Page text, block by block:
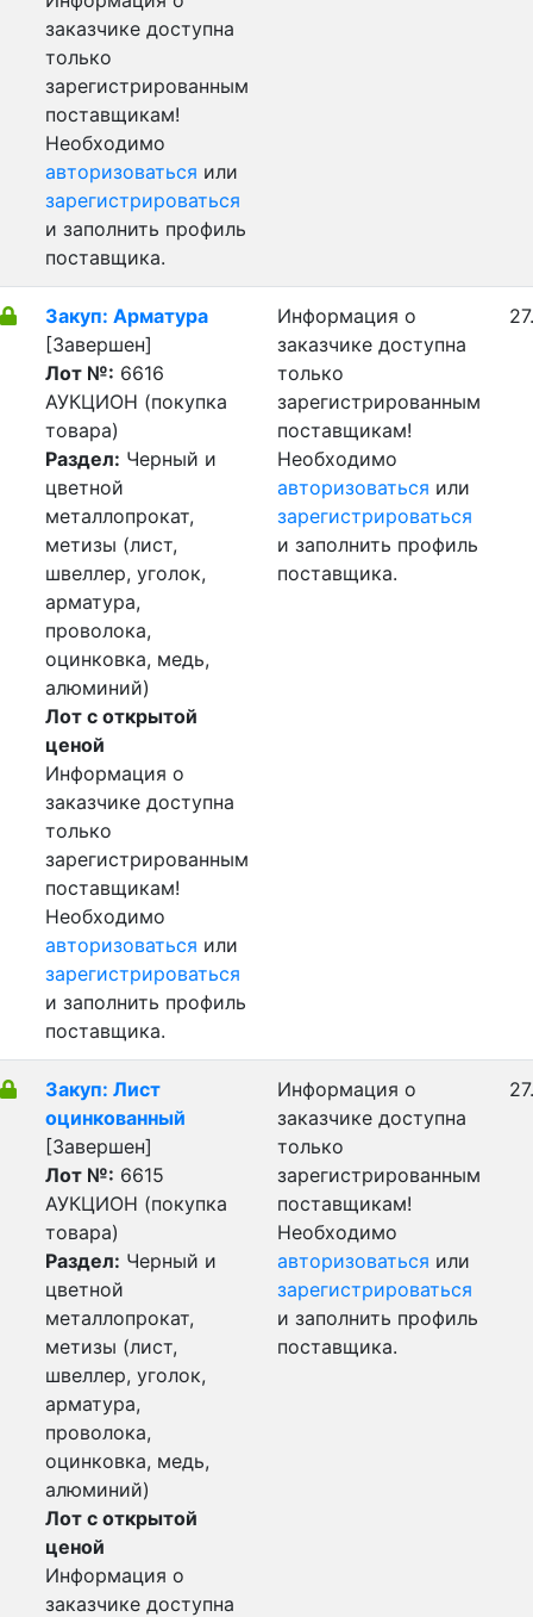
заказчике доступна
только
зарегистрированным
поставщикам!
Необходимо
авторизоваться или
зарегистрироваться
и заполнить профиль
поставщика.
Закуп: Арматура
[Завершен]
Лот №: 6616
АУКЦИОН (покупка
товара)
Раздел: Черный и
цветной
металлопрокат,
метизы (лист,
швеллер, уголок,
арматура,
проволока,
оцинковка, медь,
алюминий)
Лот с открытой
ценой
Информация о
заказчике доступна
только
зарегистрированным
поставщикам!
Необходимо
авторизоваться или
зарегистрироваться
и заполнить профиль
поставщика.
Информация о
заказчике доступна
только
зарегистрированным
поставщикам!
Необходимо
авторизоваться или
зарегистрироваться
и заполнить профиль
поставщика.
Закуп: Лист
оцинкованный
[Завершен]
Лот №: 6615
АУКЦИОН (покупка
товара)
Раздел: Черный и
цветной
металлопрокат,
метизы (лист,
швеллер, уголок,
арматура,
проволока,
оцинковка, медь,
алюминий)
Лот с открытой
ценой
Информация о
заказчике доступна
Информация о
заказчике доступна
только
зарегистрированным
поставщикам!
Необходимо
авторизоваться или
зарегистрироваться
и заполнить профиль
поставщика.